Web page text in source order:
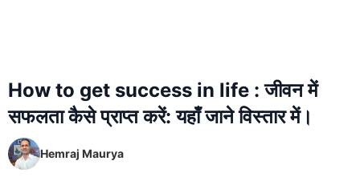
How to get success in life : जीवन में
सफलता कैसे प्राप्त करें: यहाँ जाने विस्तार में।
Hemraj Maurya